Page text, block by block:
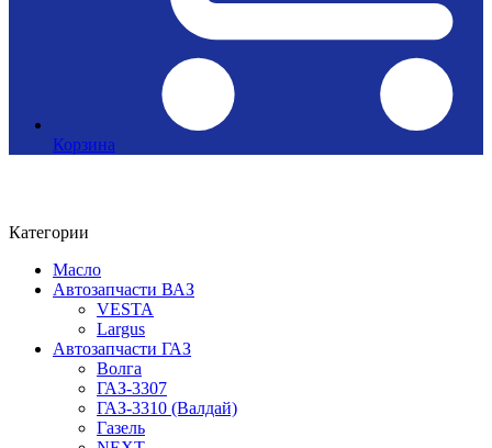
Корзина
Категории
Масло
Автозапчасти ВАЗ
VESTA
Largus
Автозапчасти ГАЗ
Волга
ГАЗ-3307
ГАЗ-3310 (Валдай)
Газель